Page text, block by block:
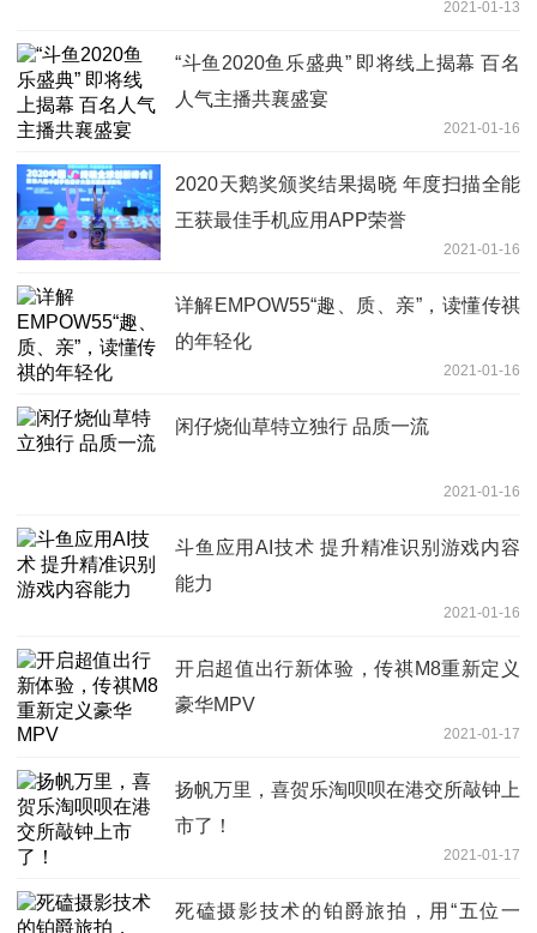
2021-01-13
“斗鱼2020鱼乐盛典” 即将线上揭幕 百名
人气主播共襄盛宴
2021-01-16
2020天鹅奖颁奖结果揭晓 年度扫描全能
王获最佳手机应用APP荣誉
2021-01-16
详解EMPOW55“趣、质、亲”，读懂传祺
的年轻化
2021-01-16
闲仔烧仙草特立独行 品质一流
2021-01-16
斗鱼应用AI技术 提升精准识别游戏内容
能力
2021-01-16
开启超值出行新体验，传祺M8重新定义
豪华MPV
2021-01-17
扬帆万里，喜贺乐淘呗呗在港交所敲钟上
市了！
2021-01-17
死磕摄影技术的铂爵旅拍，用“五位一